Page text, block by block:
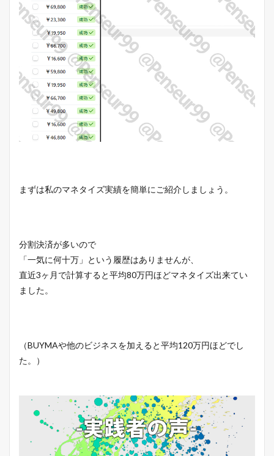
まずは私のマネタイズ実績を簡単にご紹介しましょう。
分割決済が多いので
「一気に何十万」という履歴はありませんが、
直近3ヶ月で計算すると平均80万円ほどマネタイズ出来てい
ました。
（BUYMAや他のビジネスを加えると平均120万円ほどでし
た。）